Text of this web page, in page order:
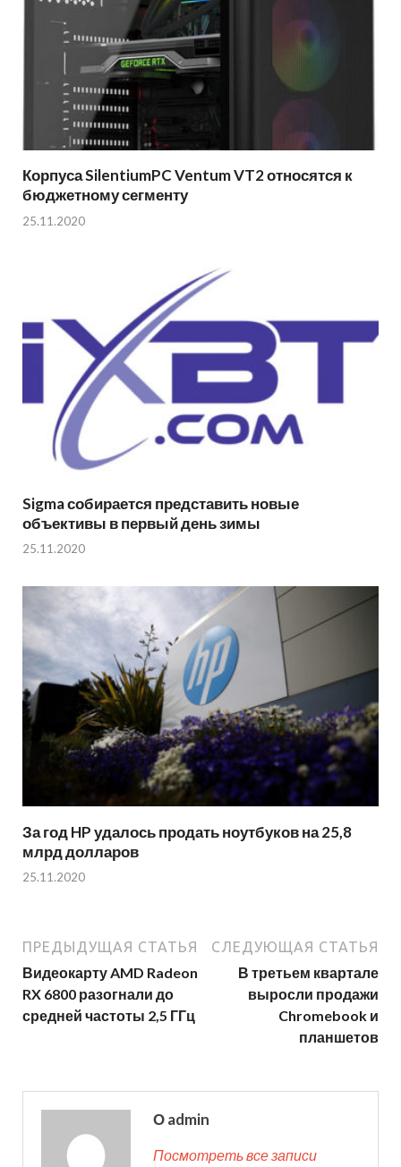
Корпуса SilentiumPC Ventum VT2 относятся к
бюджетному сегменту
25.11.2020
Sigma собирается представить новые
объективы в первый день зимы
25.11.2020
За год HP удалось продать ноутбуков на 25,8
млрд долларов
25.11.2020
ПРЕДЫДУЩАЯ СТАТЬЯ
Видеокарту AMD Radeon
RX 6800 разогнали до
средней частоты 2,5 ГГц
СЛЕДУЮЩАЯ СТАТЬЯ
В третьем квартале
выросли продажи
Chromebook и
планшетов
О admin
Посмотреть все записи